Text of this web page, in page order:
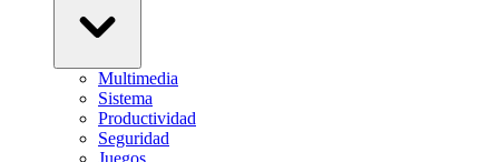
Multimedia
Sistema
Productividad
Seguridad